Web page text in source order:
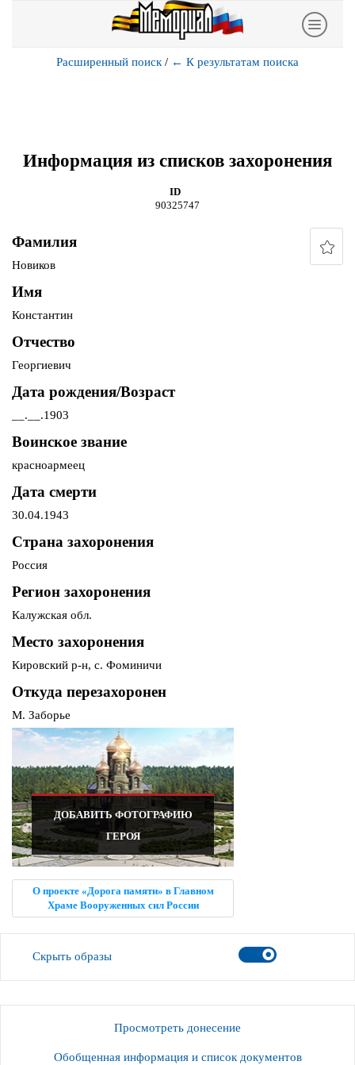
Расширенный поиск / ← К результатам поиска
Информация из списков захоронения
ID
90325747
Фамилия
Новиков
Имя
Константин
Отчество
Георгиевич
Дата рождения/Возраст
__.__.1903
Воинское звание
красноармеец
Дата смерти
30.04.1943
Страна захоронения
Россия
Регион захоронения
Калужская обл.
Место захоронения
Кировский р-н, с. Фоминичи
Откуда перезахоронен
М. Заборье
ДОБАВИТЬ ФОТОГРАФИЮ
ГЕРОЯ
О проекте «Дорога памяти» в Главном
Храме Вооруженных сил России
Скрыть образы
Просмотреть донесение
Обобщенная информация и список документов